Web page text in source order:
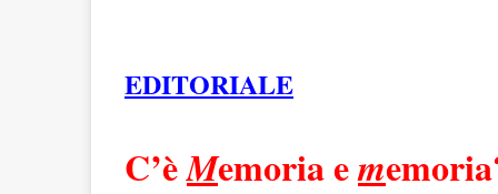
EDITORIALE
C’èMemoria em